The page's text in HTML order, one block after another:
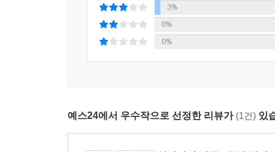
3%
0%
0%
예스24에서 우수작으로 선정한 리뷰가 (1건) 있